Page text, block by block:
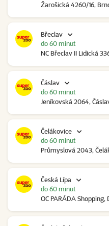
Žarošická 4260/16,
Břeclav
NC Břeclav II Lidická
do 60 minut
Čáslav
Jeníkovská 2064,
do 60 minut
Čelákovice
Průmyslová 2043,
do 60 minut
Česká Lípa
OC PARÁDA Shopping,
do 60 minut